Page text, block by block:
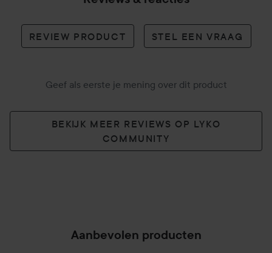
REVIEW PRODUCT STEL EEN VRAAG
Geef als eerste je mening over dit product
BEKIJK MEER REVIEWS OP LYKO
COMMUNITY
Aanbevolen producten